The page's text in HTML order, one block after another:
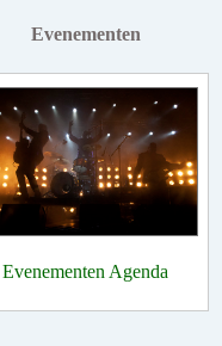
Evenementen
Evenementen Agenda